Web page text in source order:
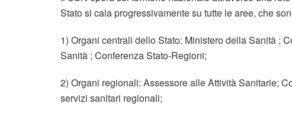
Stato si cala progressivamente su tutte le aree, che
1) Organi centrali dello Stato: Ministero della Sanità ;
Sanità ; Conferenza Stato-Regioni;
2) Organi regionali: Assessore alle Attività Sanitarie;
servizi sanitari regionali;